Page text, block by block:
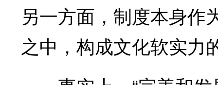
另一方面，制度本身作
之中，构成文化软实力